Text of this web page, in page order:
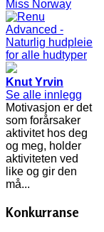
Knut Yrvin
Se alle innlegg
Motivasjon er det
som forårsaker
aktivitet hos deg
og meg, holder
aktiviteten ved
like og gir den
må...
Konkurranse